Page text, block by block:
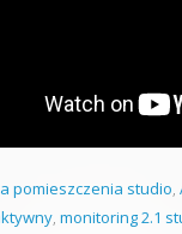
pomieszczenia studio,
, monitoring 2.1